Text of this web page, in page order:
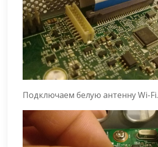
Подключаем белую антенну Wi-Fi.